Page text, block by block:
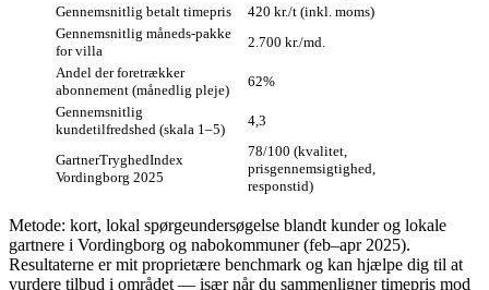
Gennemsnitlig betalt timepris
420 kr./t (inkl. moms)
Gennemsnitlig måneds-pakke
for villa
2.700 kr./md.
Andel der foretrækker
abonnement (månedlig pleje)
62%
Gennemsnitlig
kundetilfredshed (skala 1–5)
4,3
GartnerTryghedIndex
Vordingborg 2025
78/100 (kvalitet,
prisgennemsigtighed,
responstid)
Metode: kort, lokal spørgeundersøgelse blandt kunder og lokale
gartnere i Vordingborg og nabokommuner (feb–apr 2025).
Resultaterne er mit proprietære benchmark og kan hjælpe dig til at
vurdere tilbud i området — især når du sammenligner timepris mod